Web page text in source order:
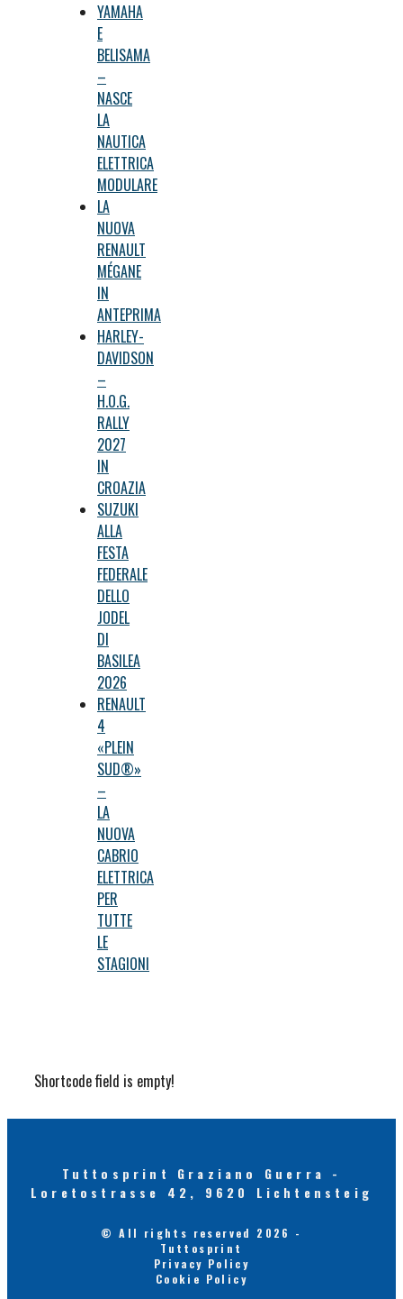
YAMAHA
E
BELISAMA
–
NASCE
LA
NAUTICA
ELETTRICA
MODULARE
LA
NUOVA
RENAULT
MÉGANE
IN
ANTEPRIMA
HARLEY-
DAVIDSON
–
H.O.G.
RALLY
2027
IN
CROAZIA
SUZUKI
ALLA
FESTA
FEDERALE
DELLO
JODEL
DI
BASILEA
2026
RENAULT
4
«PLEIN
SUD®»
–
LA
NUOVA
CABRIO
ELETTRICA
PER
TUTTE
LE
STAGIONI
Shortcode field is empty!
Tuttosprint Graziano Guerra -
Loretostrasse 42, 9620 Lichtensteig
© All rights reserved 2026 -
Tuttosprint
Privacy Policy
Cookie Policy